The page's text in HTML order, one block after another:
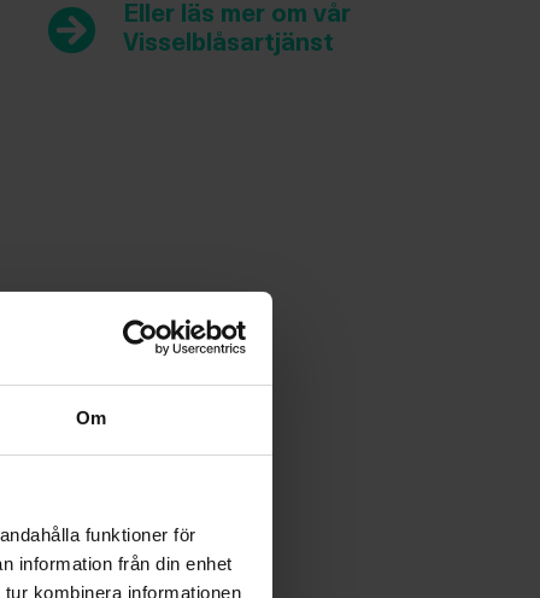
Om
funktioner för
information från din enhet
kombinera informationen
Eller läs mer om vår
Visselblåsartjänst